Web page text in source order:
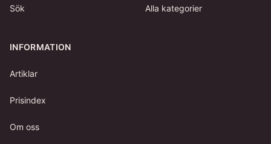
Sök Alla kategorier
INFORMATION
Artiklar
Prisindex
Om oss